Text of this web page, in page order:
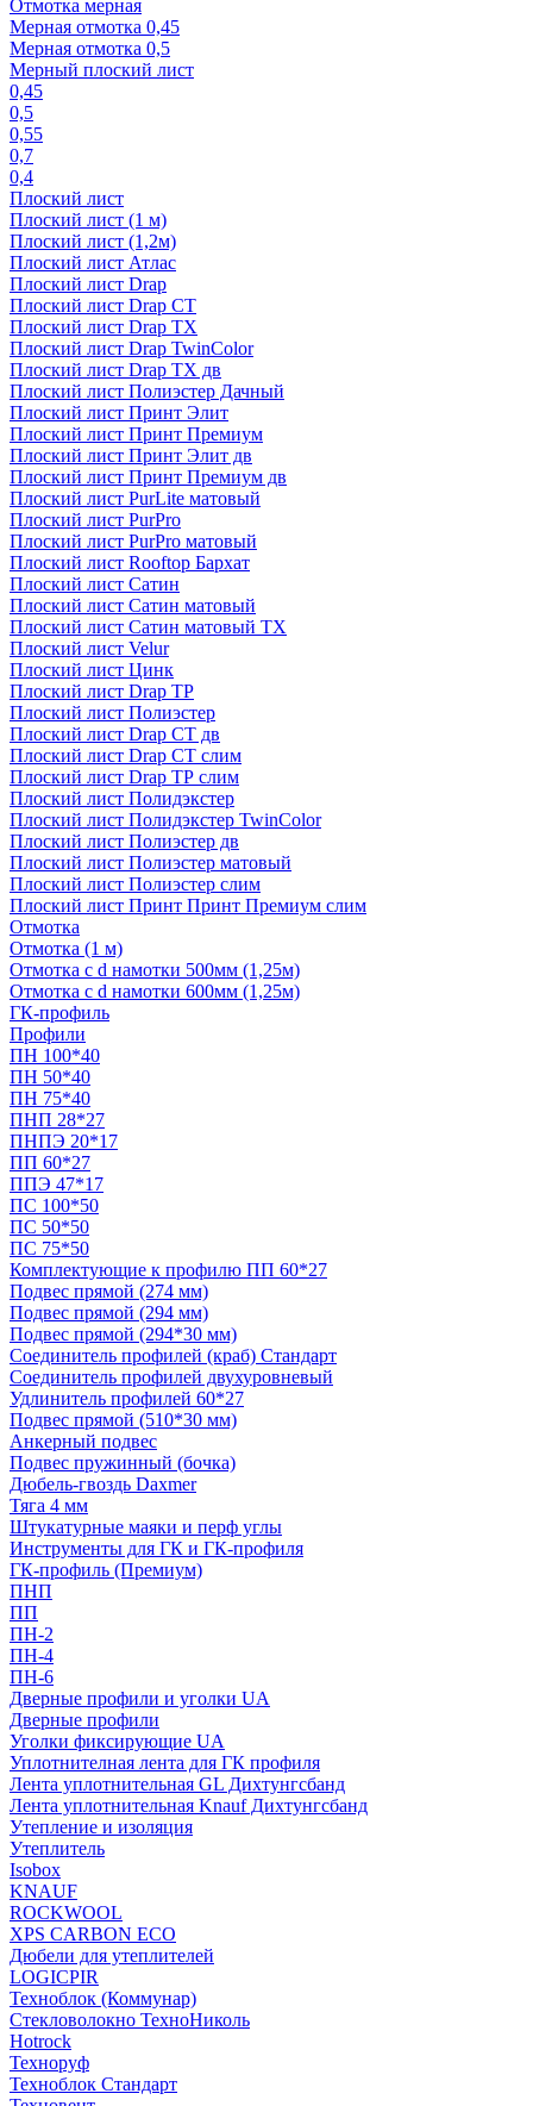
Отмотка мерная
Мерная отмотка 0,45
Мерная отмотка 0,5
Мерный плоский лист
0,45
0,5
0,55
0,7
0,4
Плоский лист
Плоский лист (1 м)
Плоский лист (1,2м)
Плоский лист Атлас
Плоский лист Drap
Плоский лист Drap СТ
Плоский лист Drap TX
Плоский лист Drap TwinColor
Плоский лист Drap ТХ дв
Плоский лист Полиэстер Дачный
Плоский лист Принт Элит
Плоский лист Принт Премиум
Плоский лист Принт Элит дв
Плоский лист Принт Премиум дв
Плоский лист PurLite матовый
Плоский лист PurPro
Плоский лист PurPro матовый
Плоский лист Rooftop Бархат
Плоский лист Сатин
Плоский лист Сатин матовый
Плоский лист Сатин матовый TX
Плоский лист Velur
Плоский лист Цинк
Плоский лист Drap ТР
Плоский лист Полиэстер
Плоский лист Drap СТ дв
Плоский лист Drap СТ слим
Плоский лист Drap ТР слим
Плоский лист Полидэкстер
Плоский лист Полидэкстер TwinColor
Плоский лист Полиэстер дв
Плоский лист Полиэстер матовый
Плоский лист Полиэстер слим
Плоский лист Принт Принт Премиум слим
Отмотка
Отмотка (1 м)
Отмотка с d намотки 500мм (1,25м)
Отмотка с d намотки 600мм (1,25м)
ГК-профиль
Профили
ПН 100*40
ПН 50*40
ПН 75*40
ПНП 28*27
ПНПЭ 20*17
ПП 60*27
ППЭ 47*17
ПС 100*50
ПС 50*50
ПС 75*50
Комплектующие к профилю ПП 60*27
Подвес прямой (274 мм)
Подвес прямой (294 мм)
Подвес прямой (294*30 мм)
Соединитель профилей (краб) Стандарт
Соединитель профилей двухуровневый
Удлинитель профилей 60*27
Подвес прямой (510*30 мм)
Анкерный подвес
Подвес пружинный (бочка)
Дюбель-гвоздь Daxmer
Тяга 4 мм
Штукатурные маяки и перф углы
Инструменты для ГК и ГК-профиля
ГК-профиль (Премиум)
ПНП
ПП
ПН-2
ПН-4
ПН-6
Дверные профили и уголки UA
Дверные профили
Уголки фиксирующие UA
Уплотнителная лента для ГК профиля
Лента уплотнительная GL Дихтунгсбанд
Лента уплотнительная Knauf Дихтунгсбанд
Утепление и изоляция
Утеплитель
Isobox
KNAUF
ROCKWOOL
XPS CARBON ECO
Дюбели для утеплителей
LOGICPIR
Техноблок (Коммунар)
Стекловолокно ТехноНиколь
Hotrock
Технoруф
Техноблок Стандарт